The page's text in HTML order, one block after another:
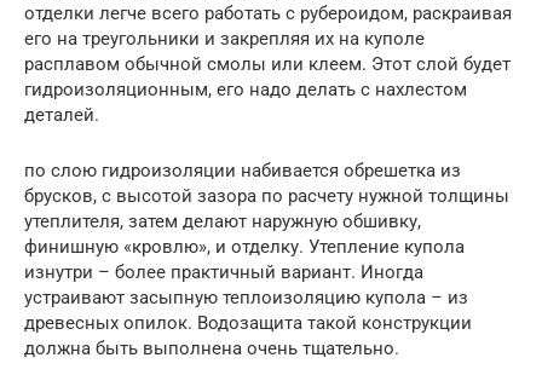
отделки легче всего работать с рубероидом, раскраивая
его на треугольники и закрепляя их на куполе
расплавом обычной смолы или клеем. Этот слой будет
гидроизоляционным, его надо делать с нахлестом
деталей.
по слою гидроизоляции набивается обрешетка из
брусков, с высотой зазора по расчету нужной толщины
утеплителя, затем делают наружную обшивку,
финишную «кровлю», и отделку. Утепление купола
изнутри – более практичный вариант. Иногда
устраивают засыпную теплоизоляцию купола – из
древесных опилок. Водозащита такой конструкции
должна быть выполнена очень тщательно.